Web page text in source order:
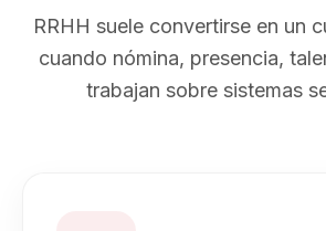
RRHH suele convertirse en un
cuando nómina, presencia,
trabajan sobre sistemas